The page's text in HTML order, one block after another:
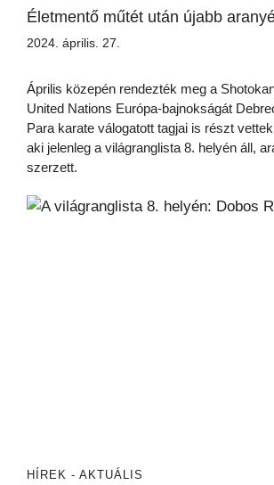
Életmentő műtét után újabb
2024. április. 27.
Április közepén rendezték meg a
United Nations Európa-bajnokságát
Para karate válogatott tagjai is részt
aki jelenleg a világranglista 8. helyén áll,
szerzett.
HÍREK - AKTUÁLIS